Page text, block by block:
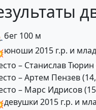
бег 100 м
юноши 2015 г.р. и
– Станислав Тюрин
– Артем Пензев
– Марс Идрисов
девушки 2015 г.р. и